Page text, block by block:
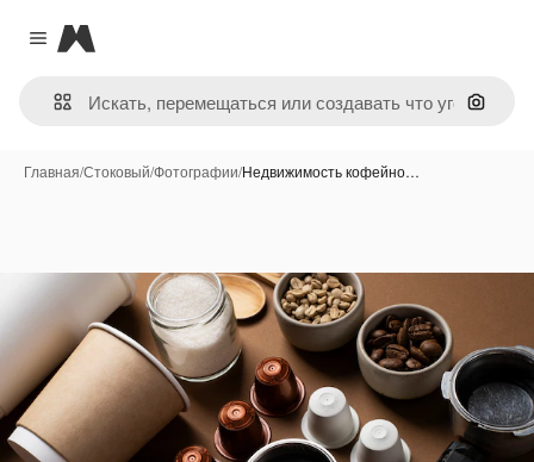
Close menu
Magnific
Поиск
Главная/Стоковый/Фотографии/Недвижимость кофейно…